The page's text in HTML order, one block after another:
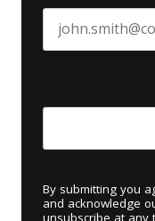
By submitting you
and acknowledge
unsubscribe at any